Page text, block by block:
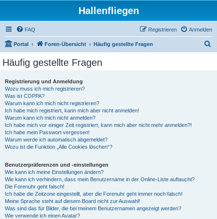
Hallenfliegen
FAQ Anmelden
Registrieren
Portal Foren-Übersicht Häufig gestellte Fragen
Häufig gestellte Fragen
Registrierung und Anmeldung
Wozu muss ich mich registrieren?
Was ist COPPA?
Warum kann ich mich nicht registrieren?
Ich habe mich registriert, kann mich aber nicht anmelden!
Warum kann ich mich nicht anmelden?
Ich habe mich vor einiger Zeit registriert, kann mich aber nicht mehr anmelden?!
Ich habe mein Passwort vergessen!
Warum werde ich automatisch abgemeldet?
Wozu ist die Funktion „Alle Cookies löschen“?
Benutzerpräferenzen und -einstellungen
Wie kann ich meine Einstellungen ändern?
Wie kann ich verhindern, dass mein Benutzername in der Online-Liste auftaucht?
Die Forenuhr geht falsch!
Ich habe die Zeitzone eingestellt, aber die Forenuhr geht immer noch falsch!
Meine Sprache steht auf diesem Board nicht zur Auswahl!
Was sind das für Bilder, die bei meinem Benutzernamen angezeigt werden?
Wie verwende ich einen Avatar?